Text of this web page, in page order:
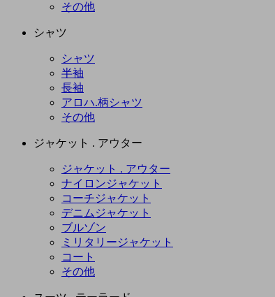
その他
シャツ
シャツ
半袖
長袖
アロハ.柄シャツ
その他
ジャケット . アウター
ジャケット . アウター
ナイロンジャケット
コーチジャケット
デニムジャケット
ブルゾン
ミリタリージャケット
コート
その他